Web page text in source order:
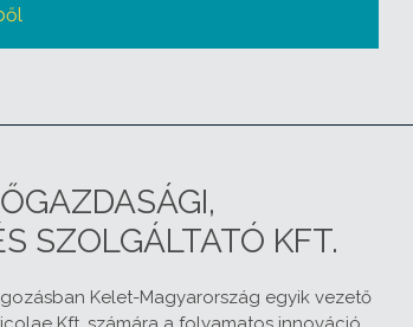
SZOLGÁLTATÓ KFT.
Kelet-Magyarország egyik vezető